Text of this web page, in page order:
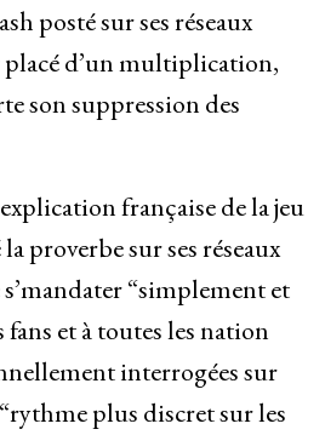
posté sur ses réseaux
d’un multiplication,
son suppression des
française de la jeu
proverbe sur ses réseaux
“simplement et
et à toutes les nation
interrogées sur
“rythme plus discret sur les